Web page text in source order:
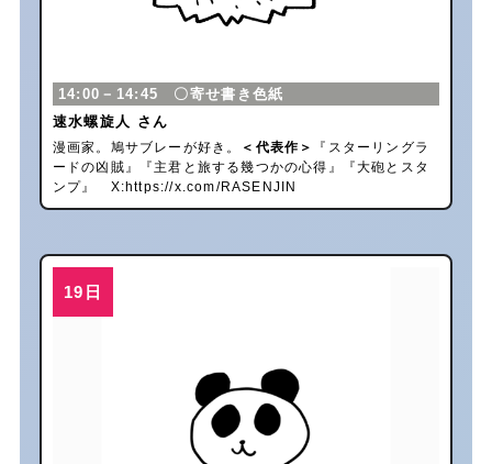
14:00－14:45 〇寄せ書き色紙
速水螺旋人 さん
漫画家。鳩サブレーが好き。 ＜代表作＞
『スターリングラ
ードの凶賊』『主君と旅する幾つかの心得』『大砲とスタ
ンプ』 X:https://x.com/RASENJIN